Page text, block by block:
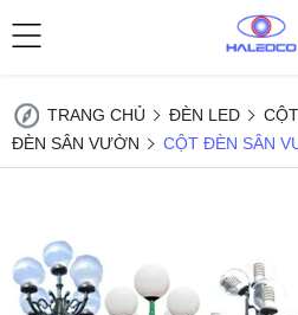
TRANG CHỦ ĐÈN LED
ĐÈN SÂN VƯỜN
CỘT ĐÈN SÂN